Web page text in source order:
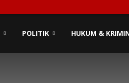
POLITIK HUKUM &